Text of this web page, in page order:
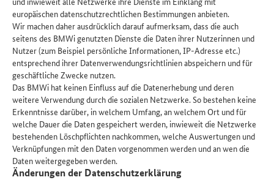
europäischen datenschutzrechtlichen Bestimmungen anbieten.
Wir machen daher ausdrücklich darauf aufmerksam, dass die auch
seitens des BMWi genutzten Dienste die Daten ihrer Nutzerinnen und
Nutzer (zum Beispiel persönliche Informationen, IP-Adresse etc.)
entsprechend ihrer Datenverwendungsrichtlinien abspeichern und für
geschäftliche Zwecke nutzen.
Das BMWi hat keinen Einfluss auf die Datenerhebung und deren
weitere Verwendung durch die sozialen Netzwerke. So bestehen keine
Erkenntnisse darüber, in welchem Umfang, an welchem Ort und für
welche Dauer die Daten gespeichert werden, inwieweit die Netzwerke
bestehenden Löschpflichten nachkommen, welche Auswertungen und
Verknüpfungen mit den Daten vorgenommen werden und an wen die
Daten weitergegeben werden.
Änderungen der Datenschutzerklärung